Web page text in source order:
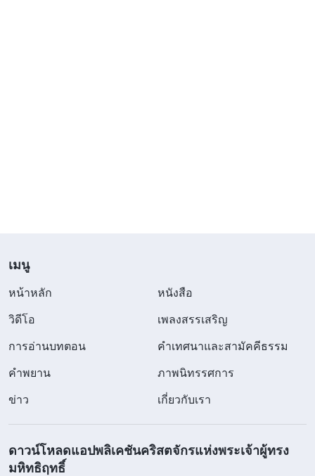
ต้นทางได้ ทันทีที่คุณค้นพบว่าความจริงทั้งมวลที่องค์
ยอมรับการทรงกลับมาขององค์พระผู้เป็นเจ้า และจาก
นั้นคุณย่อมจะได้ต้อนรับพระองค์แล้ว นี่คือหนทางที่ดี
ที่สุดและเป็นหนทางที่เรียบง่ายที่สุดที่จะต้อนรับองค์
พระผู้เป็นเจ้า ไม่มีความจำเป็นต้องยืนจ้องท้องฟ้า อีก
เพื่อต้อนรับองค์พระผู้เป็นเจ้ายามที่พระองค์เสด็จลงมา
บนหมู่เมฆ และยิ่งไม่จำเป็นต้องเฝ้าอธิษฐานทั้งวันทั้ง
เมนู
หน้าหลัก
หนังสือ
วิดีโอ
เพลงสรรเสริญ
การอ่านบทตอน
คำเทศนาและสามัคคีธรรม
คำพยาน
ภาพนิทรรศการ
ข่าว
เกี่ยวกับเรา
ดาวน์โหลดแอปพลิเคชันคริสตจักรแห่งพระเจ้าผู้ทรง
มหิทธิฤทธิ์